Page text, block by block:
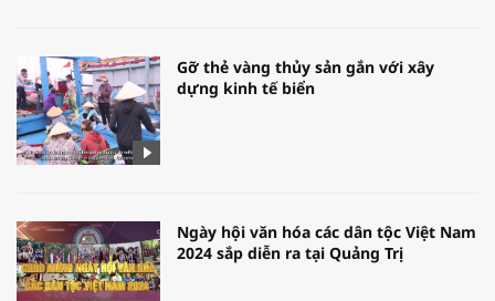
Gỡ thẻ vàng thủy sản gắn với xây
dựng kinh tế biển
Ngày hội văn hóa các dân tộc Việt Nam
2024 sắp diễn ra tại Quảng Trị